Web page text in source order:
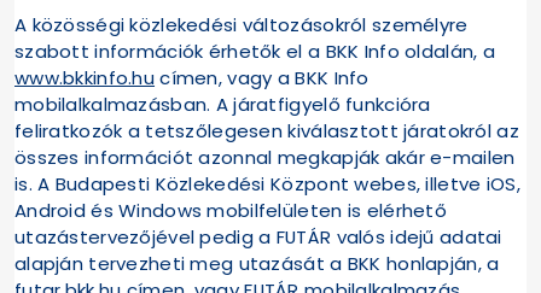
A közösségi közlekedési változásokról személyre
szabott információk érhetők el a BKK Info oldalán, a
www.bkkinfo.hucímen, vagy a BKK Info
mobilalkalmazásban. A járatfigyelő funkcióra
feliratkozók a tetszőlegesen kiválasztott járatokról az
összes információt azonnal megkapják akár e-mailen
is. A Budapesti Közlekedési Központ webes, illetve iOS,
Android és Windows mobilfelületen is elérhető
utazástervezőjével pedig a FUTÁR valós idejű adatai
alapján tervezheti meg utazását a BKK honlapján, a